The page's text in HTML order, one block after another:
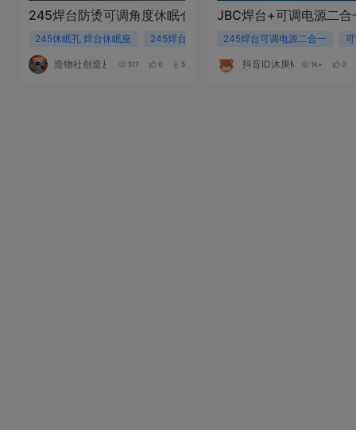
245焊台防烫可调角度休眠仓【造物社】
245休眠孔 焊台休眠座 245焊台休眠仓 焊台休眠
造物社创造从这里开始
517 0 5
JBC焊台+可调电源二合
245焊台可调电源二合一
抖音ID沐庚MU 1k+ 0